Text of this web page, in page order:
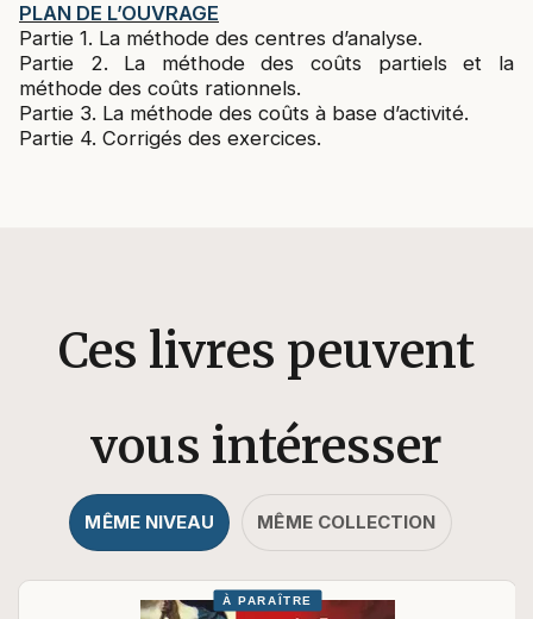
PLAN DE L’OUVRAGE
Partie 1. La méthode des centres d’analyse.
Partie 2. La méthode des coûts partiels et la
méthode des coûts rationnels.
Partie 3. La méthode des coûts à base d’activité.
Partie 4. Corrigés des exercices.
Ces livres peuvent
vous intéresser
MÊME NIVEAU MÊME COLLECTION
À PARAÎTRE